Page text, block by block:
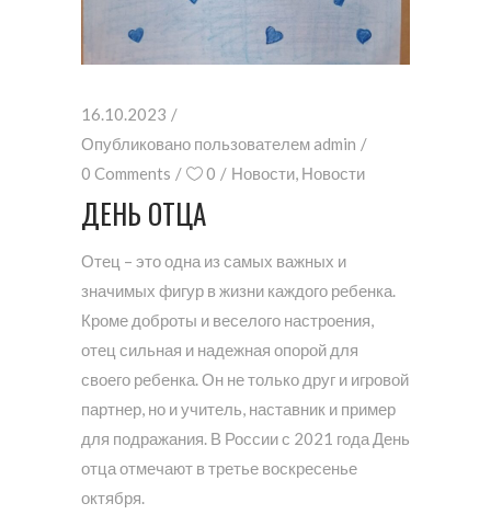
16.10.2023
Опубликовано пользователемadmin
0 Comments
0 Новости, Новости
ДЕНЬ ОТЦА
Отец – это одна из самых важных и
значимых фигур в жизни каждого ребенка.
Кроме доброты и веселого настроения,
отец сильная и надежная опорой для
своего ребенка. Он не только друг и игровой
партнер, но и учитель, наставник и пример
для подражания. В России с 2021 года День
отца отмечают в третье воскресенье
октября.